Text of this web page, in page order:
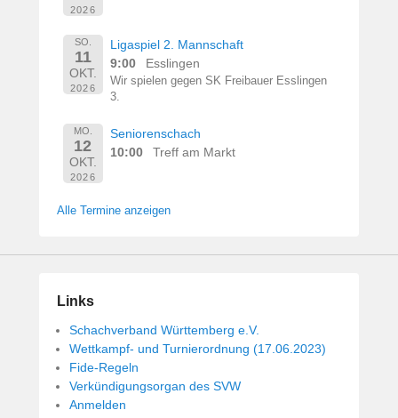
2026
SO.
11
OKT.
2026
Ligaspiel 2. Mannschaft
9:00
Esslingen
Wir spielen gegen SK Freibauer Esslingen
3.
MO.
12
OKT.
2026
Seniorenschach
10:00
Treff am Markt
Alle Termine anzeigen
Links
Schachverband Württemberg e.V.
Wettkampf- und Turnierordnung (17.06.2023)
Fide-Regeln
Verkündigungsorgan des SVW
Anmelden